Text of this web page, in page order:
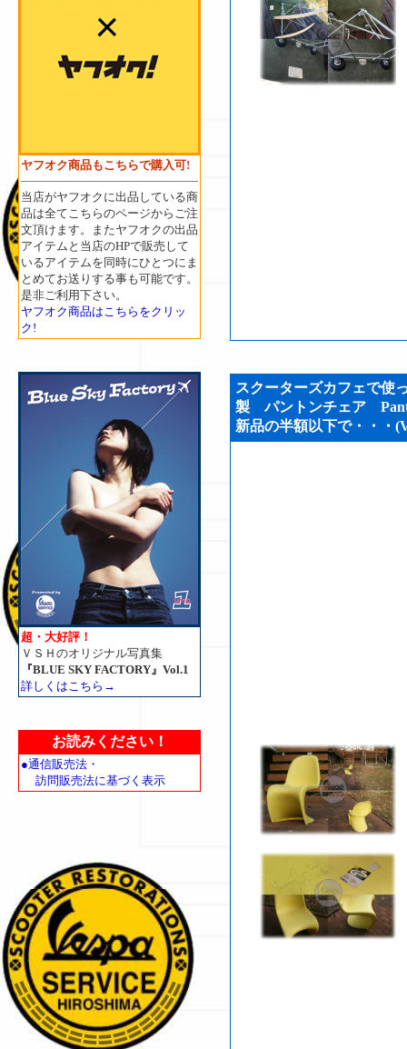
ヤフオク商品もこちらで購入可!
当店がヤフオクに出品している商
品は全てこちらのページからご注
文頂けます。またヤフオクの出品
アイテムと当店のHPで販売して
いるアイテムを同時にひとつにま
とめてお送りする事も可能です。
是非ご利用下さい。
ヤフオク商品はこちらをクリッ
ク!
超・大好評！
ＶＳＨのオリジナル写真集
『BLUE SKY FACTORY』Vol.1
詳しくはこちら→
お読みください！
●通信販売法・
訪問販売法に基づく表示
スクーターズカフェで使
製 パントンチェア
新品の半額以下で・・・